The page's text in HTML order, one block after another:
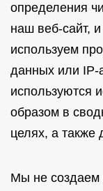
определения
наш веб-сайт,
используем
данных или IP-
используются
образом в
целях, а также
Мы не создаем